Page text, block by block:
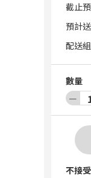
截止
預計
配送
數量
－
不接